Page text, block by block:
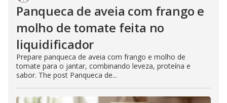
Panqueca de aveia com frango e
molho de tomate feita no
liquidificador
Prepare panqueca de aveia com frango e molho de
tomate para o jantar, combinando leveza, proteína e
sabor. The post Panqueca de...